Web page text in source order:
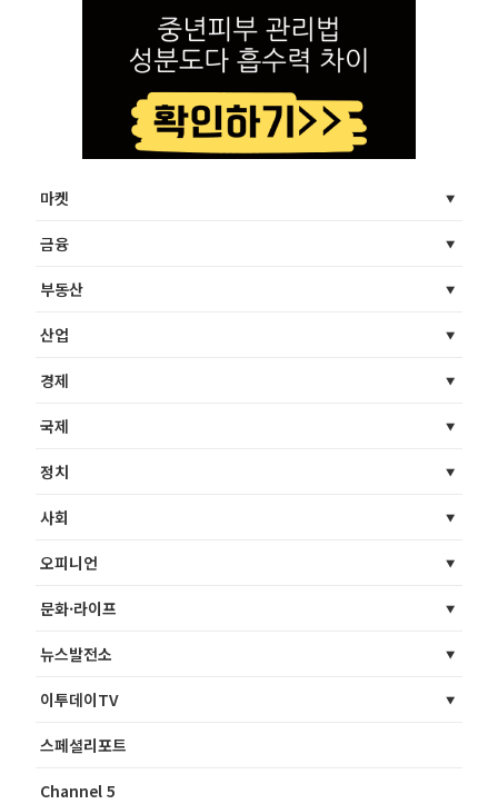
마켓
금융
부동산
산업
경제
국제
정치
사회
오피니언
문화·라이프
뉴스발전소
이투데이TV
스페셜리포트
Channel 5